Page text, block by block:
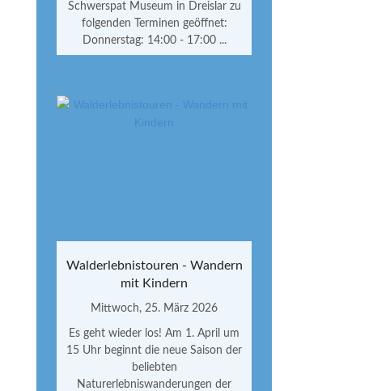
Schwerspat Museum in Dreislar zu
folgenden Terminen geöffnet:
Donnerstag: 14:00 - 17:00 ...
Walderlebnistouren - Wandern
mit Kindern
Mittwoch, 25. März 2026
Es geht wieder los! Am 1. April um
15 Uhr beginnt die neue Saison der
beliebten
Naturerlebniswanderungen der